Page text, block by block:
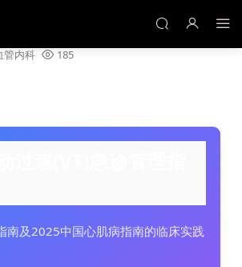
急诊管理指南精要
管内科 185
南及2025中国心肌病指南的临床实践